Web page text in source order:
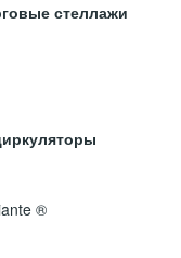
стеллажи
®